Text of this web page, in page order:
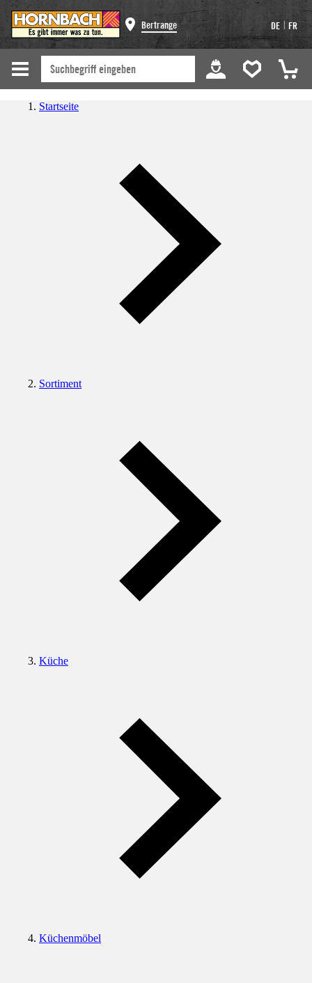
Bertrange DE | FR
Startseite
Sortiment
Küche
Küchenmöbel